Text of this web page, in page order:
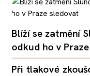
Blíží se zatmění
odkud ho v
Při tlakové